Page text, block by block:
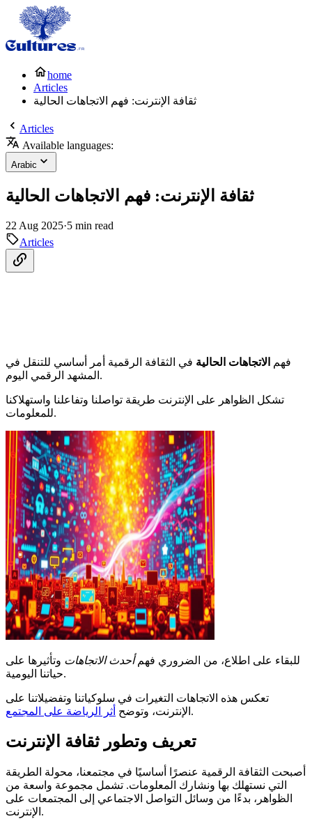
home
Articles
ثقافة الإنترنت: فهم الاتجاهات الحالية
Articles
Available languages:
Arabic
ثقافة الإنترنت: فهم الاتجاهات الحالية
22 Aug 2025·5 min read
Articles
فهم الاتجاهات الحالية في الثقافة الرقمية أمر أساسي للتنقل في
المشهد الرقمي اليوم.
تشكل الظواهر على الإنترنت طريقة تواصلنا وتفاعلنا واستهلاكنا
للمعلومات.
للبقاء على اطلاع، من الضروري فهمأحدث الاتجاهات وتأثيرها على
حياتنا اليومية.
تعكس هذه الاتجاهات التغيرات في سلوكياتنا وتفضيلاتنا على
الإنترنت، وتوضح أثر الرياضة على المجتمع .
تعريف وتطور ثقافة الإنترنت
أصبحت الثقافة الرقمية عنصرًا أساسيًا في مجتمعنا، محولة الطريقة
التي نستهلك بها ونشارك المعلومات. تشمل مجموعة واسعة من
الظواهر، بدءًا من وسائل التواصل الاجتماعي إلى المجتمعات على
الإنترنت.